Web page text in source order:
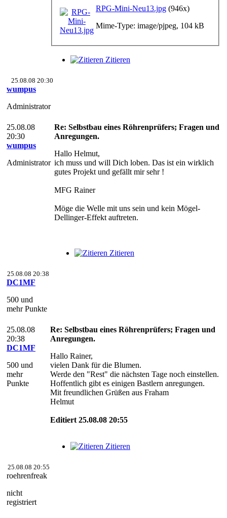
RPG-Mini-Neu13.jpg (946x)
Mime-Type: image/pjpeg, 104 kB
Zitieren
25.08.08 20:30
wumpus
Administrator
25.08.08
20:30
wumpus
Administrator
Re: Selbstbau eines Röhrenprüfers; Fragen und
Anregungen.
Hallo Helmut,
ich muss und will Dich loben. Das ist ein wirklich
gutes Projekt und gefällt mir sehr !
MFG Rainer
Möge die Welle mit uns sein und kein Mögel-
Dellinger-Effekt auftreten.
Zitieren
25.08.08 20:38
DC1MF
500 und
mehr Punkte
25.08.08
20:38
DC1MF
500 und
mehr
Punkte
Re: Selbstbau eines Röhrenprüfers; Fragen und
Anregungen.
Hallo Rainer,
vielen Dank für die Blumen.
Werde den "Rest" die nächsten Tage noch einstellen.
Hoffentlich gibt es einigen Bastlern anregungen.
Mit freundlichen Grüßen aus Fraham
Helmut
Editiert 25.08.08 20:55
Zitieren
25.08.08 20:55
roehrenfreak
nicht
registriert